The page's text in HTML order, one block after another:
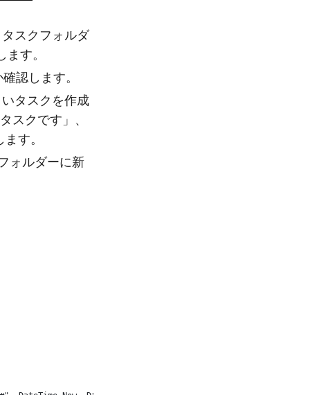
スクフォルダ
す。
認します。
タスクを作成
スクです」、
す。
ォルダーに新